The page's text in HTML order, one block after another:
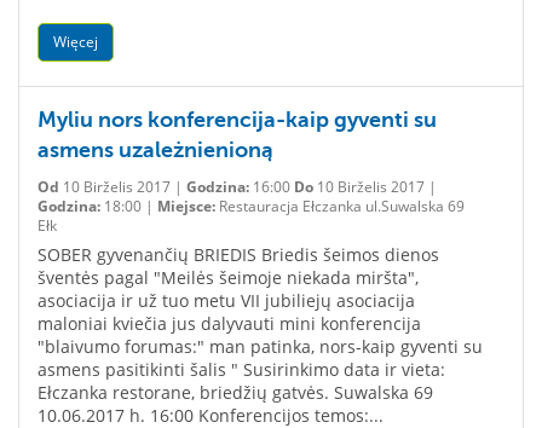
Więcej
Myliu nors konferencija-kaip gyventi su
asmens uzależnienioną
Od 10 Birželis 2017 | Godzina: 16:00 Do 10 Birželis 2017 |
Godzina: 18:00 | Miejsce: Restauracja Ełczanka ul.Suwalska 69
Ełk
SOBER gyvenančių BRIEDIS Briedis šeimos dienos
šventės pagal "Meilės šeimoje niekada miršta",
asociacija ir už tuo metu VII jubiliejų asociacija
maloniai kviečia jus dalyvauti mini konferencija
"blaivumo forumas:" man patinka, nors-kaip gyventi su
asmens pasitikinti šalis " Susirinkimo data ir vieta:
Ełczanka restorane, briedžių gatvės. Suwalska 69
10.06.2017 h. 16:00 Konferencijos temos:...